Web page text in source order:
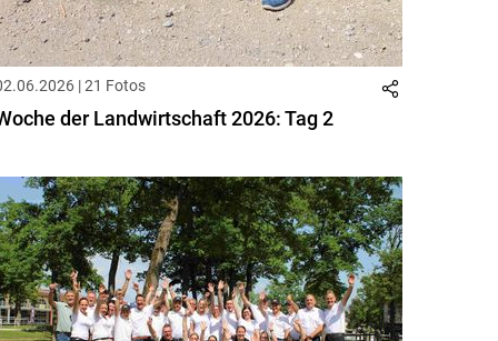
| 21 Fotos
der Landwirtschaft 2026: Tag 2